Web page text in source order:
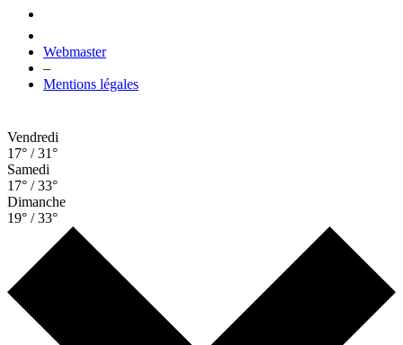
Webmaster
–
Mentions légales
Vendredi
17° / 31°
Samedi
17° / 33°
Dimanche
19° / 33°